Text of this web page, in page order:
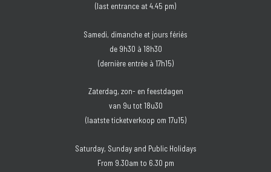
(last entrance at 4.45 pm)
Samedi, dimanche et jours fériés
de 9h30 à 18h30
(dernière entrée à 17h15)
Zaterdag, zon- en feestdagen
van 9u tot 18u30
(laatste ticketverkoop om 17u15)
Saturday, Sunday and Public Holidays
From 9.30am to 6.30 pm